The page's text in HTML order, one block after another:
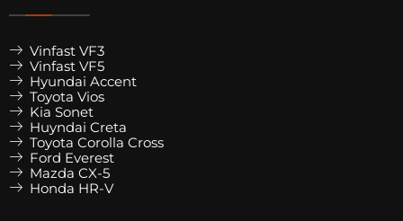
Vinfast VF3
Vinfast VF5
Hyundai Accent
Toyota Vios
Kia Sonet
Huyndai Creta
Toyota Corolla Cross
Ford Everest
Mazda CX-5
Honda HR-V